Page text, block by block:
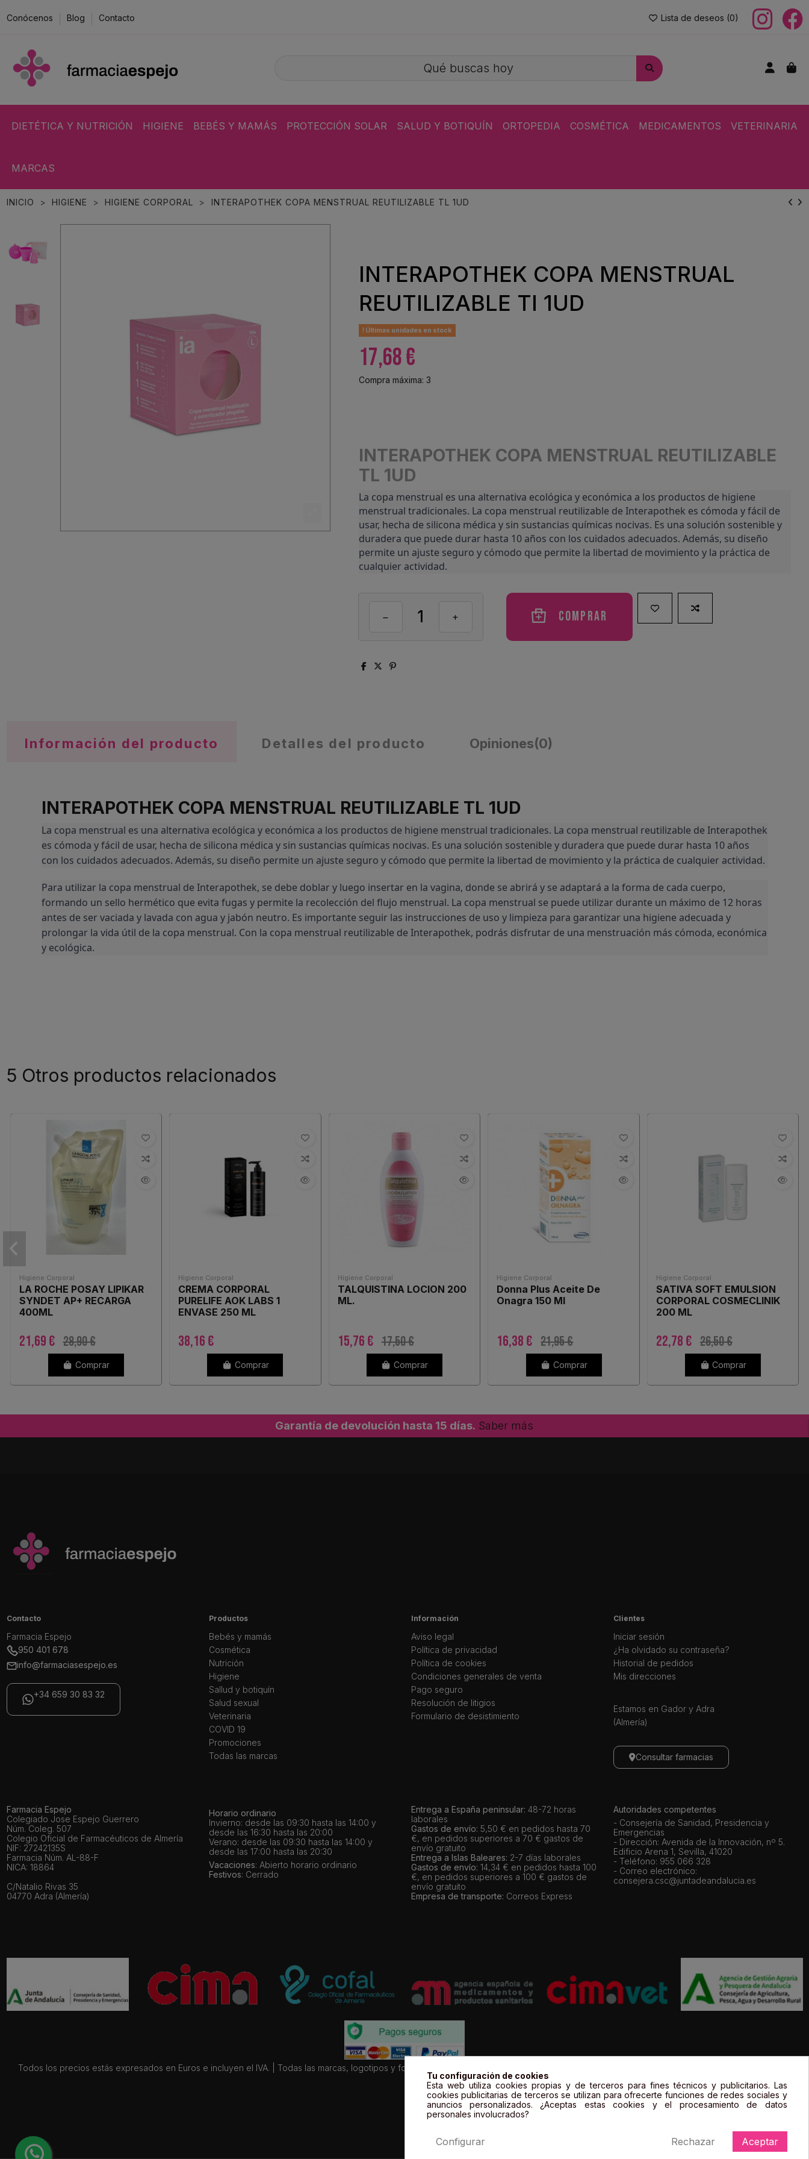
Conócenos Blog Contacto Lista de deseos (0)
DIETÉTICA Y NUTRICIÓN HIGIENE BEBÉS Y MAMÁS PROTECCIÓN SOLAR SALUD Y BOTIQUÍN ORTOPEDIA COSMÉTICA MEDICAMENTOS VETERINARIA
MARCAS
INICIO HIGIENE HIGIENE CORPORAL INTERAPOTHEK COPA MENSTRUAL REUTILIZABLE TL 1UD
INTERAPOTHEK COPA MENSTRUAL
REUTILIZABLE Tl 1UD
Últimas unidades en stock
17,68 €
Compra máxima: 3
INTERAPOTHEK COPA MENSTRUAL REUTILIZABLE
TL 1UD
La copa menstrual es una alternativa ecológica y económica a los productos de higiene
menstrual tradicionales. La copa menstrual reutilizable de Interapothek es cómoda y fácil de
usar, hecha de silicona médica y sin sustancias químicas nocivas. Es una solución sostenible y
duradera que puede durar hasta 10 años con los cuidados adecuados. Además, su diseño
permite un ajuste seguro y cómodo que permite la libertad de movimiento y la práctica de
cualquier actividad.
Comprar
Información del producto Detalles del producto Opiniones(0)
INTERAPOTHEK COPA MENSTRUAL REUTILIZABLE TL 1UD
La copa menstrual es una alternativa ecológica y económica a los productos de higiene menstrual tradicionales. La copa menstrual reutilizable de Interapothek
es cómoda y fácil de usar, hecha de silicona médica y sin sustancias químicas nocivas. Es una solución sostenible y duradera que puede durar hasta 10 años
con los cuidados adecuados. Además, su diseño permite un ajuste seguro y cómodo que permite la libertad de movimiento y la práctica de cualquier actividad.
Para utilizar la copa menstrual de Interapothek, se debe doblar y luego insertar en la vagina, donde se abrirá y se adaptará a la forma de cada cuerpo,
formando un sello hermético que evita fugas y permite la recolección del flujo menstrual. La copa menstrual se puede utilizar durante un máximo de 12 horas
antes de ser vaciada y lavada con agua y jabón neutro. Es importante seguir las instrucciones de uso y limpieza para garantizar una higiene adecuada y
prolongar la vida útil de la copa menstrual. Con la copa menstrual reutilizable de Interapothek, podrás disfrutar de una menstruación más cómoda, económica
y ecológica.
5 Otros productos relacionados
Higiene Corporal
LA ROCHE POSAY LIPIKAR
SYNDET AP+ RECARGA
400ML
21,69 € 28,90 €
Comprar
Higiene Corporal
CREMA CORPORAL
PURELIFE AOK LABS 1
ENVASE 250 ML
38,16 €
Comprar
Higiene Corporal
TALQUISTINA LOCION 200
ML.
15,76 € 17,50 €
Comprar
Higiene Corporal
Donna Plus Aceite De
Onagra 150 Ml
16,38 € 21,95 €
Comprar
Higiene Corporal
SATIVA SOFT EMULSION
CORPORAL COSMECLINIK
200 ML
22,78 € 26,50 €
Comprar
Garantía de devolución hasta 15 días. Saber más
Contacto
Farmacia Espejo
950 401 678
info@farmaciasespejo.es
+34 659 30 83 32
Productos
Bebés y mamás
Cosmética
Nutrición
Higiene
Sallud y botiquín
Salud sexual
Veterinaria
COVID 19
Promociones
Todas las marcas
Información
Aviso legal
Política de privacidad
Política de cookies
Condiciones generales de venta
Pago seguro
Resolución de litigios
Formulario de desistimiento
Clientes
Iniciar sesión
¿Ha olvidado su contraseña?
Historial de pedidos
Mis direcciones
Estamos en Gador y Adra
(Almería)
Consultar farmacias
Farmacia Espejo
Colegiado Jose Espejo Guerrero
Núm. Coleg. 507
Colegio Oficial de Farmacéuticos de Almería
NIF: 27242135S
Farmacia Núm. AL-88-F
NICA: 18864
C/Natalio Rivas 35
04770 Adra (Almería)
Horario ordinario
Invierno: desde las 09:30 hasta las 14:00 y
desde las 16:30 hasta las 20:00
Verano: desde las 09:30 hasta las 14:00 y
desde las 17:00 hasta las 20:30
Vacaciones: Abierto horario ordinario
Festivos: Cerrado
Entrega a España peninsular: 48-72 horas
laborales
Gastos de envío: 5,50 € en pedidos hasta 70
€, en pedidos superiores a 70 € gastos de
envío gratuito
Entrega a Islas Baleares: 2-7 días laborales
Gastos de envío: 14,34 € en pedidos hasta 100
€, en pedidos superiores a 100 € gastos de
envío gratuito
Empresa de transporte: Correos Express
Autoridades competentes
- Consejería de Sanidad, Presidencia y
Emergencias
- Dirección: Avenida de la Innovación, nº 5.
Edificio Arena 1, Sevilla, 41020
- Teléfono: 955 066 328
- Correo electrónico:
consejera.csc@juntadeandalucia.es
Todos los precios estás expresados en Euros e incluyen el IVA. | Todas las marcas, logotipos y fotos de productos son propiedad legal de sus propietarios y sólo se muestran a título informativo.
Tu configuración de cookies
Esta web utiliza cookies propias y de terceros para fines técnicos y publicitarios. Las
cookies publicitarias de terceros se utilizan para ofrecerte funciones de redes sociales y
anuncios personalizados. ¿Aceptas estas cookies y el procesamiento de datos
personales involucrados?
Aceptar
Rechazar
Configurar